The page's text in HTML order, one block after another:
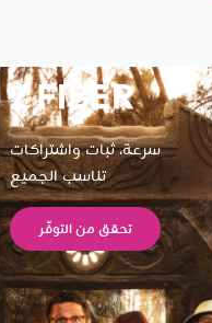
سرعة، ثبات واشتراكات
تناسب الجميع
تحقق من التوفّر